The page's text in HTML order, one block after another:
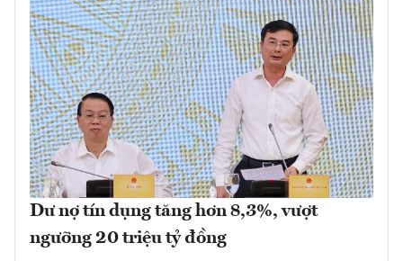
Dư nợ tín dụng tăng hơn 8,3%, vượt
ngưỡng 20 triệu tỷ đồng